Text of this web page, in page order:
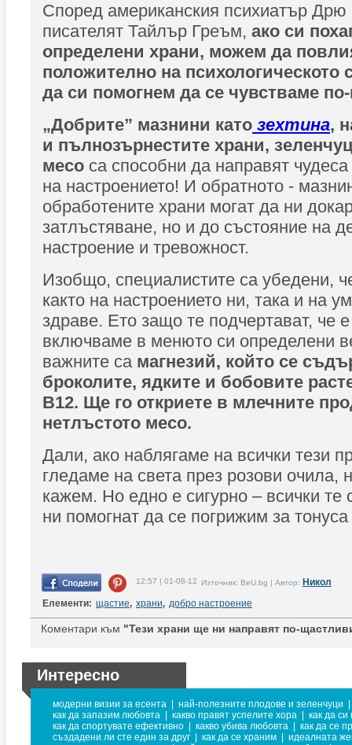
Според американския психиатър
писателят Тайлър Греъм, ако си
определени храни, можем да
положително на психологическото
да си помогнем да се чувстваме
„Добрите” мазнини като зехтина,
и пълнозърнестите храни,
месо са способни да направят
на настроението! И обратното -
обработените храни могат да ни
затлъстяване, но и до състояние на
настроение и тревожност.
Изобщо, специалистите са убедени,
както на настроението ни, така и на
здраве. Ето защо те подчертават, че
включваме в менюто си определени
важните са магнезий, който се
броколите, ядките и бобовите
B12. Ще го откриете в млечните
нетлъстото месо.
Дали, ако наблягаме на всички тези
гледаме на света през розови очила,
кажем. Но едно е сигурно – всички те
ни помогнат да се погрижим за
12:57 | 01-08-12 Източник: BeU.bg | Автор: Никол
Елементи: щастие, храни, добро настроение
Коментари към "Тези храни ще ни направят по-
Интересно
модерни визии за есента най-полезните плодове и зеленчуци
как да запазим любовта
какво правят успелите хора
как да си
как да спортувате ефективно
какво убива любовта
как да се
създадени ли сте един за друг
как да се храним
идеалната